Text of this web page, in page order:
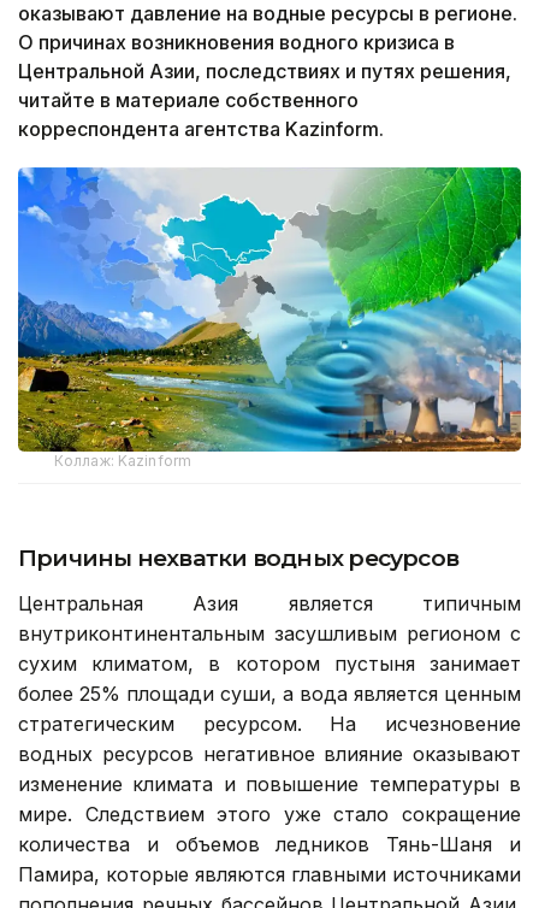
оказывают давление на водные ресурсы в регионе.
О причинах возникновения водного кризиса в
Центральной Азии, последствиях и путях решения,
читайте в материале собственного
корреспондента агентства Kazinform.
Коллаж: Kazinform
Причины нехватки водных ресурсов
Центральная Азия является типичным
внутриконтинентальным засушливым регионом с
сухим климатом, в котором пустыня занимает
более 25% площади суши, а вода является ценным
стратегическим ресурсом. На исчезновение
водных ресурсов негативное влияние оказывают
изменение климата и повышение температуры в
мире. Следствием этого уже стало сокращение
количества и объемов ледников Тянь-Шаня и
Памира, которые являются главными источниками